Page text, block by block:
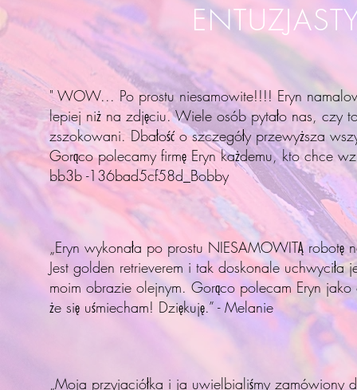
" WOW... Po prostu niesamowite!!!! Eryn
lepiej niż na zdjęciu. Wiele osób pytało nas, czy
zszokowani. Dbałość o szczegóły przewyższa
Gorąco polecamy firmę Eryn każdemu, kto chce
bb3b -136bad5cf58d_Bobby
„Eryn wykonała po prostu NIESAMOWITĄ
Jest golden retrieverem i tak doskonale
moim obrazie olejnym. Gorąco polecam Eryn
że się uśmiecham! Dziękuję.” - Melanie
„Moja przyjaciółka i ja uwielbialiśmy